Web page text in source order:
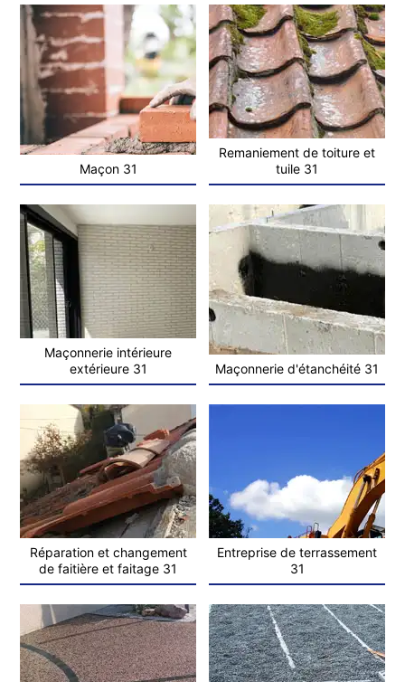
Maçon 31
Remaniement de toiture et
tuile 31
Maçonnerie intérieure
extérieure 31
Maçonnerie d'étanchéité 31
Réparation et changement
de faitière et faitage 31
Entreprise de terrassement
31